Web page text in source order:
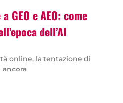
GEO e AEO: come
dell’AI
online, la tentazione di
ancora